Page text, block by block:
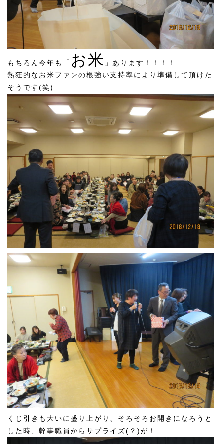
もちろん今年も「 お米 」あります！！！！
熱狂的なお米ファンの根強い支持率により準備して頂けた
そうです(笑)
くじ引きも大いに盛り上がり、そろそろお開きになろうと
した時、幹事職員からサプライズ(？)が！